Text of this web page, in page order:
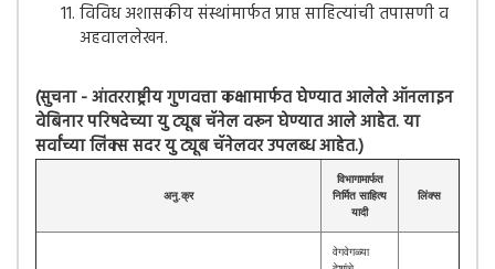
विविध अशासकीय संस्थांमार्फत प्राप्त साहित्यांची तपासणी व
अहवाललेखन.
(सुचना - आंतरराष्ट्रीय गुणवत्ता कक्षामार्फत घेण्यात आलेले ऑनलाइन
वेबिनार परिषदेच्या यु ट्यूब चॅनेल वरून घेण्यात आले आहेत. या
सर्वांच्या लिंक्स सदर यु ट्यूब चॅनेलवर उपलब्ध आहेत.)
अनु.क्र
विभागामार्फत
निर्मित साहित्य
यादी
लिंक्स
वेगवेगळ्या